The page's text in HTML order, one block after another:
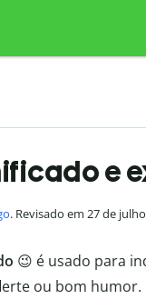
e
. Revisado em 27 de
😉 é usado para
ou bom humor.